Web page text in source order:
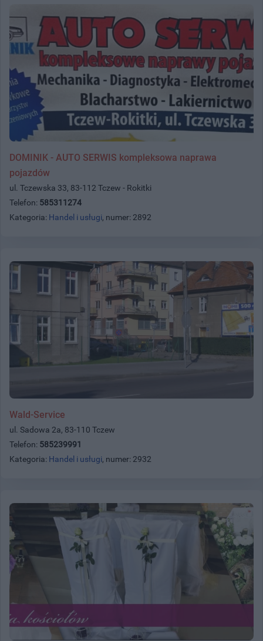
DOMINIK - AUTO SERWIS kompleksowa naprawa
pojazdów
ul. Tczewska 33, 83-112 Tczew - Rokitki
Telefon: 585311274
Kategoria: Handel i usługi, numer: 2892
Wald-Service
ul. Sadowa 2a, 83-110 Tczew
Telefon: 585239991
Kategoria: Handel i usługi, numer: 2932